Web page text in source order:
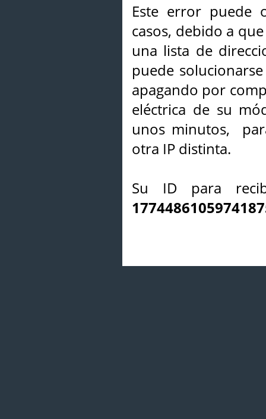
Este error puede
casos, debido a
una lista de
puede
apagando por
eléctrica de su
unos minutos,
otra IP distinta.
Su ID para